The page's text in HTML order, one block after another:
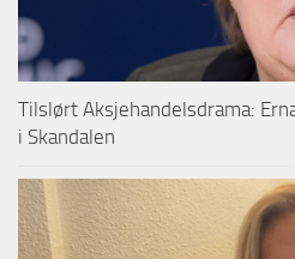
Tilslørt Aksjehandelsdrama:
i Skandalen